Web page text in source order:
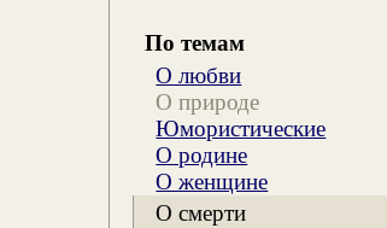
По темам
О любви
О природе
Юмористические
О родине
О женщине
О смерти